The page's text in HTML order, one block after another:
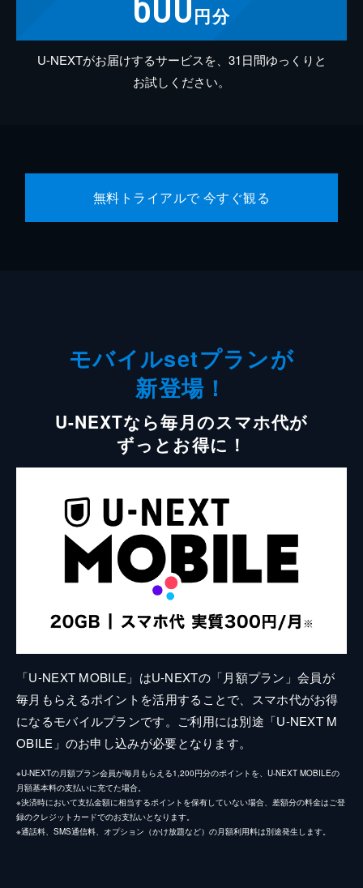
円分
U-NEXTがお届けするサービスを、31日間ゆっくりと
お試しください。
無料トライアルで 今すぐ観る
モバイルsetプランが
新登場！
U-NEXTなら毎月のスマホ代が
ずっとお得に！
「U-NEXT MOBILE」はU-NEXTの「月額プラン」会員が
毎月もらえるポイントを活用することで、スマホ代がお得
になるモバイルプランです。ご利用には別途「U-NEXT M
OBILE」のお申し込みが必要となります。
※U-NEXTの月額プラン会員が毎月もらえる1,200円分のポイントを、U-NEXT MOBILEの
月額基本料の支払いに充てた場合。
※決済時において支払金額に相当するポイントを保有していない場合、差額分の料金はご登
録のクレジットカードでのお支払いとなります。
※通話料、SMS通信料、オプション（かけ放題など）の月額利用料は別途発生します。